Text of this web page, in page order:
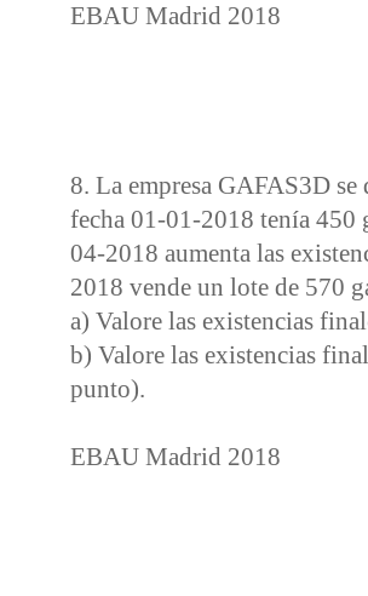
EBAU Madrid 2018
8. La empresa GAFAS3D
fecha 01-01-2018 tenía 450
04-2018 aumenta las
2018 vende un lote de 570
a) Valore las existencias
b) Valore las existencias
punto).
EBAU Madrid 2018